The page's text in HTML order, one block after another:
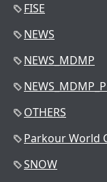
FISE
NEWS
NEWS_MDMP
OTHERS
Parkour World
SNOW